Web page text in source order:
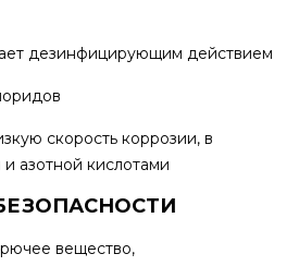
дезинфицирующим действием
скорость коррозии, в
азотной кислотами
вещество,